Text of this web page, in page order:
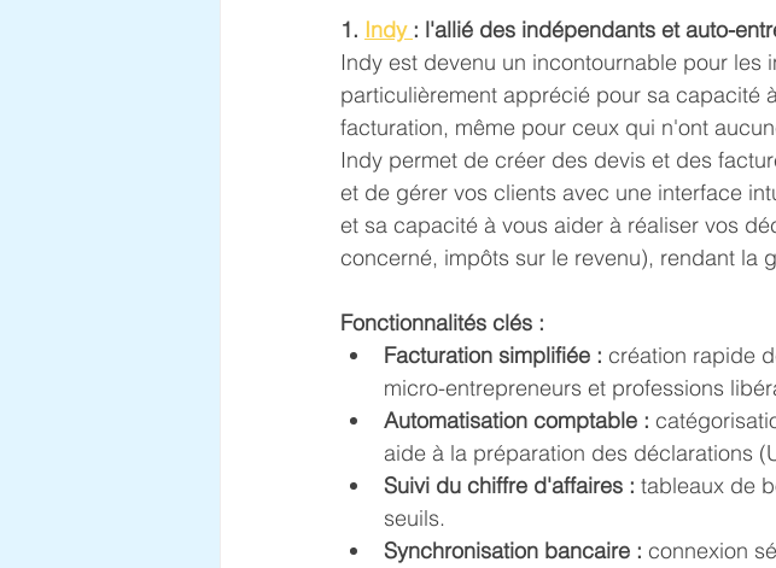
1. Indy : l'allié des indépendants et auto-
Indy est devenu un incontournable pour
particulièrement apprécié pour sa capacité
facturation, même pour ceux qui n'ont
Indy permet de créer des devis et des
et de gérer vos clients avec une interface
et sa capacité à vous aider à réaliser vos
concerné, impôts sur le revenu), rendant la
Fonctionnalités clés :
Facturation simplifiée : création rapide
micro-entrepreneurs et professions
Automatisation comptable :
aide à la préparation des déclarations
Suivi du chiffre d'affaires : tableaux de
seuils.
Synchronisation bancaire : connexion